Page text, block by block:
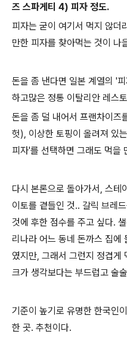
즈 스파게티 4) 피자 정도.
피자는 굳이 여기서 먹지 않더
만한 피자를 찾아먹는 것이 나
돈을 좀 낸다면 일본 계열의 '
하고많은 정통 이탈리안 레스
돈을 좀 덜 내어서 프랜차이즈
헛), 이상한 토핑이 올려져 있
피자'를 선택하면 그래도 먹을
다시 본론으로 돌아가서, 스테
이토를 곁들인 것.. 갈릭 브레
것에 후한 점수를 주고 싶다.
리나라 어느 동네 돈까스 집에
였지만, 그래서 그런지 정겹게
크가 생각보다는 부드럽고 술
기준이 높기로 유명한 한국인
한 곳. 추천이다.